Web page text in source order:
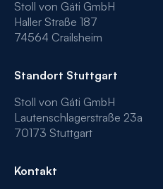
Stoll von Gáti GmbH
Haller Straße 187
74564 Crailsheim
Standort Stuttgart
Stoll von Gáti GmbH
Lautenschlagerstraße 23a
70173 Stuttgart
Kontakt